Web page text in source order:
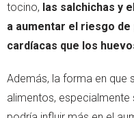
tocino, las salchichas y
a aumentar el riesgo
cardíacas que los
Además, la forma en que
alimentos, especialmente